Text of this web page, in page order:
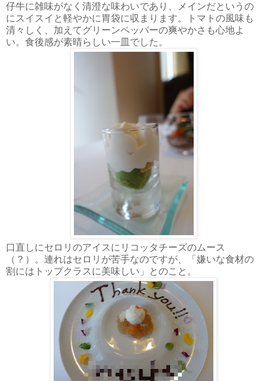
仔牛に雑味がなく清澄な味わいであり、メインだというの
にスイスイと軽やかに胃袋に収まります。トマトの風味も
清々しく、加えてグリーンペッパーの爽やかさも心地よ
い。食後感が素晴らしい一皿でした。
口直しにセロリのアイスにリコッタチーズのムース
（？）。連れはセロリが苦手なのですが、「嫌いな食材の
割にはトップクラスに美味しい」とのこと。